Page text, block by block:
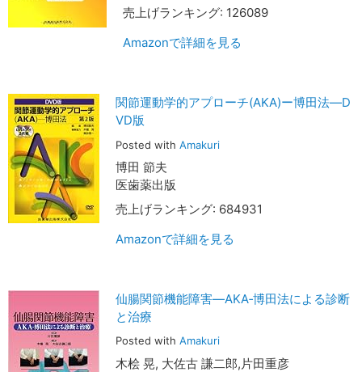
売上げランキング: 126089
Amazonで詳細を見る
関節運動学的アプローチ(AKA)ー博田法―D
VD版
Posted with Amakuri
博田 節夫
医歯薬出版
売上げランキング: 684931
Amazonで詳細を見る
仙腸関節機能障害―AKA‐博田法による診断
と治療
Posted with Amakuri
木桧 晃, 大佐古 謙二郎,片田重彦